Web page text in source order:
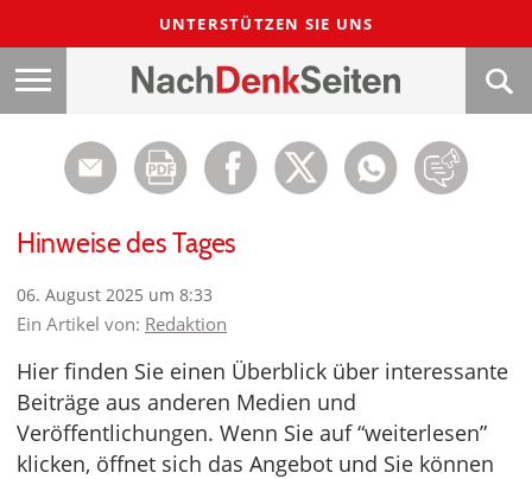
UNTERSTÜTZEN SIE UNS
Hinweise des Tages
06. August 2025 um 8:33
Ein Artikel von: Redaktion
Hier finden Sie einen Überblick über interessante
Beiträge aus anderen Medien und
Veröffentlichungen. Wenn Sie auf “weiterlesen”
klicken, öffnet sich das Angebot und Sie können